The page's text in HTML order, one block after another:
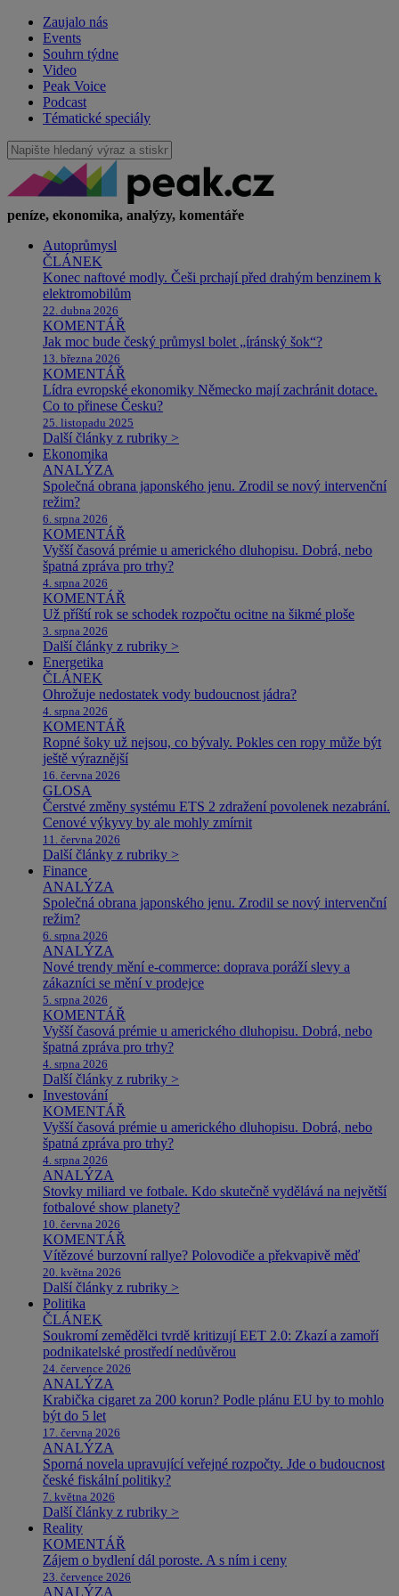
Zaujalo nás
Events
Souhrn týdne
Video
Peak Voice
Podcast
Tématické speciály
peníze, ekonomika, analýzy, komentáře
Autoprůmysl
ČLÁNEK
Konec naftové modly. Češi prchají před drahým benzinem k
elektromobilům
22. dubna 2026
KOMENTÁŘ
Jak moc bude český průmysl bolet „íránský šok“?
13. března 2026
KOMENTÁŘ
Lídra evropské ekonomiky Německo mají zachránit dotace.
Co to přinese Česku?
25. listopadu 2025
Další články z rubriky >
Ekonomika
ANALÝZA
Společná obrana japonského jenu. Zrodil se nový intervenční
režim?
6. srpna 2026
KOMENTÁŘ
Vyšší časová prémie u amerického dluhopisu. Dobrá, nebo
špatná zpráva pro trhy?
4. srpna 2026
KOMENTÁŘ
Už příští rok se schodek rozpočtu ocitne na šikmé ploše
3. srpna 2026
Další články z rubriky >
Energetika
ČLÁNEK
Ohrožuje nedostatek vody budoucnost jádra?
4. srpna 2026
KOMENTÁŘ
Ropné šoky už nejsou, co bývaly. Pokles cen ropy může být
ještě výraznější
16. června 2026
GLOSA
Čerstvé změny systému ETS 2 zdražení povolenek nezabrání.
Cenové výkyvy by ale mohly zmírnit
11. června 2026
Další články z rubriky >
Finance
ANALÝZA
Společná obrana japonského jenu. Zrodil se nový intervenční
režim?
6. srpna 2026
ANALÝZA
Nové trendy mění e-commerce: doprava poráží slevy a
zákazníci se mění v prodejce
5. srpna 2026
KOMENTÁŘ
Vyšší časová prémie u amerického dluhopisu. Dobrá, nebo
špatná zpráva pro trhy?
4. srpna 2026
Další články z rubriky >
Investování
KOMENTÁŘ
Vyšší časová prémie u amerického dluhopisu. Dobrá, nebo
špatná zpráva pro trhy?
4. srpna 2026
ANALÝZA
Stovky miliard ve fotbale. Kdo skutečně vydělává na největší
fotbalové show planety?
10. června 2026
KOMENTÁŘ
Vítězové burzovní rallye? Polovodiče a překvapivě měď
20. května 2026
Další články z rubriky >
Politika
ČLÁNEK
Soukromí zemědělci tvrdě kritizují EET 2.0: Zkazí a zamoří
podnikatelské prostředí nedůvěrou
24. července 2026
ANALÝZA
Krabička cigaret za 200 korun? Podle plánu EU by to mohlo
být do 5 let
17. června 2026
ANALÝZA
Sporná novela upravující veřejné rozpočty. Jde o budoucnost
české fiskální politiky?
7. května 2026
Další články z rubriky >
Reality
KOMENTÁŘ
Zájem o bydlení dál poroste. A s ním i ceny
23. července 2026
ANALÝZA